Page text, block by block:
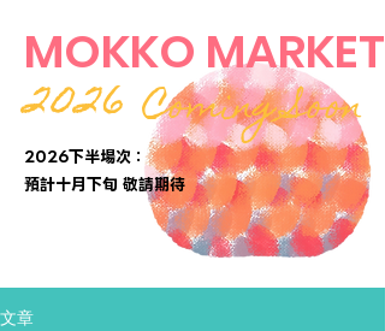
2026下半場次：
​預計十月下旬 敬請期待
MOKKO MARKET
2026Coming Soon
文章